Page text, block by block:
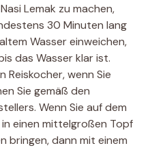
Lemak zu machen,
30 Minuten lang
Wasser einweichen,
das Wasser klar ist.
Reiskocher, wenn Sie
Sie gemäß den
Wenn Sie auf dem
einen mittelgroßen Topf
bringen, dann mit einem